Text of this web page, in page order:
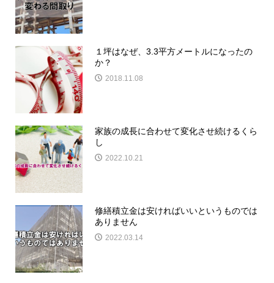
１坪はなぜ、3.3平方メートルになったの
か？
2018.11.08
家族の成長に合わせて変化させ続けるくら
し
2022.10.21
修繕積立金は安ければいいというものでは
ありません
2022.03.14